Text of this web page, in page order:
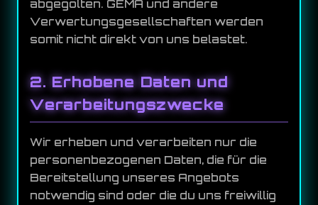
abgegolten. GEMA und andere
Verwertungsgesellschaften werden
somit nicht direkt von uns belastet.
2. Erhobene Daten und
Verarbeitungszwecke
Wir erheben und verarbeiten nur die
personenbezogenen Daten, die für die
Bereitstellung unseres Angebots
notwendig sind oder die du uns freiwillig